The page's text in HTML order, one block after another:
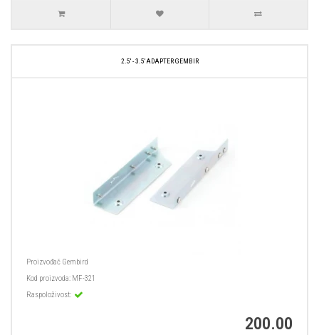
2.5' - 3.5' ADAPTER GEMBIR
Proizvođač Gembird
Kod proizvoda: MF-321
Raspoloživost:
200.00